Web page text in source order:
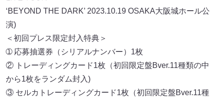
‘BEYOND THE DARK’ 2023.10.19 OSAKA大阪城ホール公
演)
＜初回プレス限定封入特典＞
➀ 応募抽選券（シリアルナンバー）1枚
② トレーディングカード1枚（初回限定盤Bver.11種類の中
から1枚をランダム封入)
③ セルカトレーディングカード1枚（初回限定盤Bver.11種